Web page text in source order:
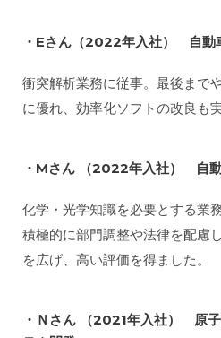
・Eさん（2022年入社） 自動
衝突解析業務に従事。最後まで
に優れ、効率化ソフトの改良も実
・Mさん （2022年入社） 自
化学・光学知識を必要とする業
積極的に部門調整や法律を配慮
を広げ、高い評価を得ました。
・Ｎさん （2021年入社） 原